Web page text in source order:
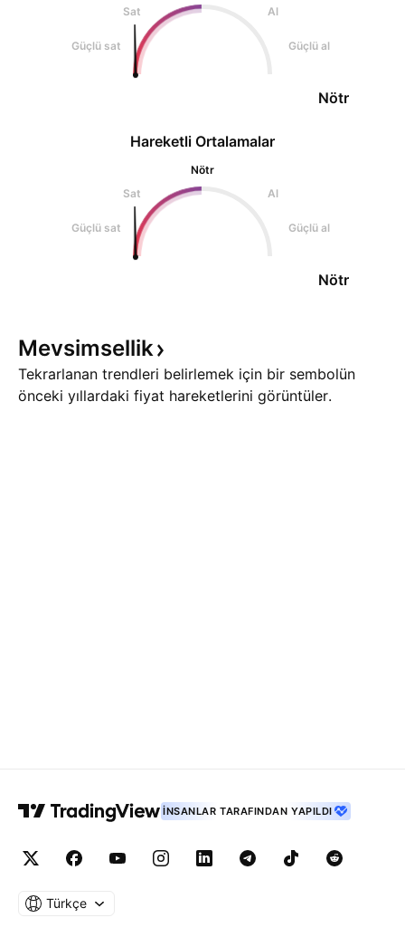
Sat
Al
Güçlü sat Güçlü al
Nötr
Hareketli Ortalamalar
Nötr
Sat
Al
Güçlü sat Güçlü al
Nötr
Mevsimsellik
Tekrarlanan trendleri belirlemek için bir sembolün
önceki yıllardaki fiyat hareketlerini görüntüler.
İNSANLAR TARAFINDAN YAPILDI
Türkçe